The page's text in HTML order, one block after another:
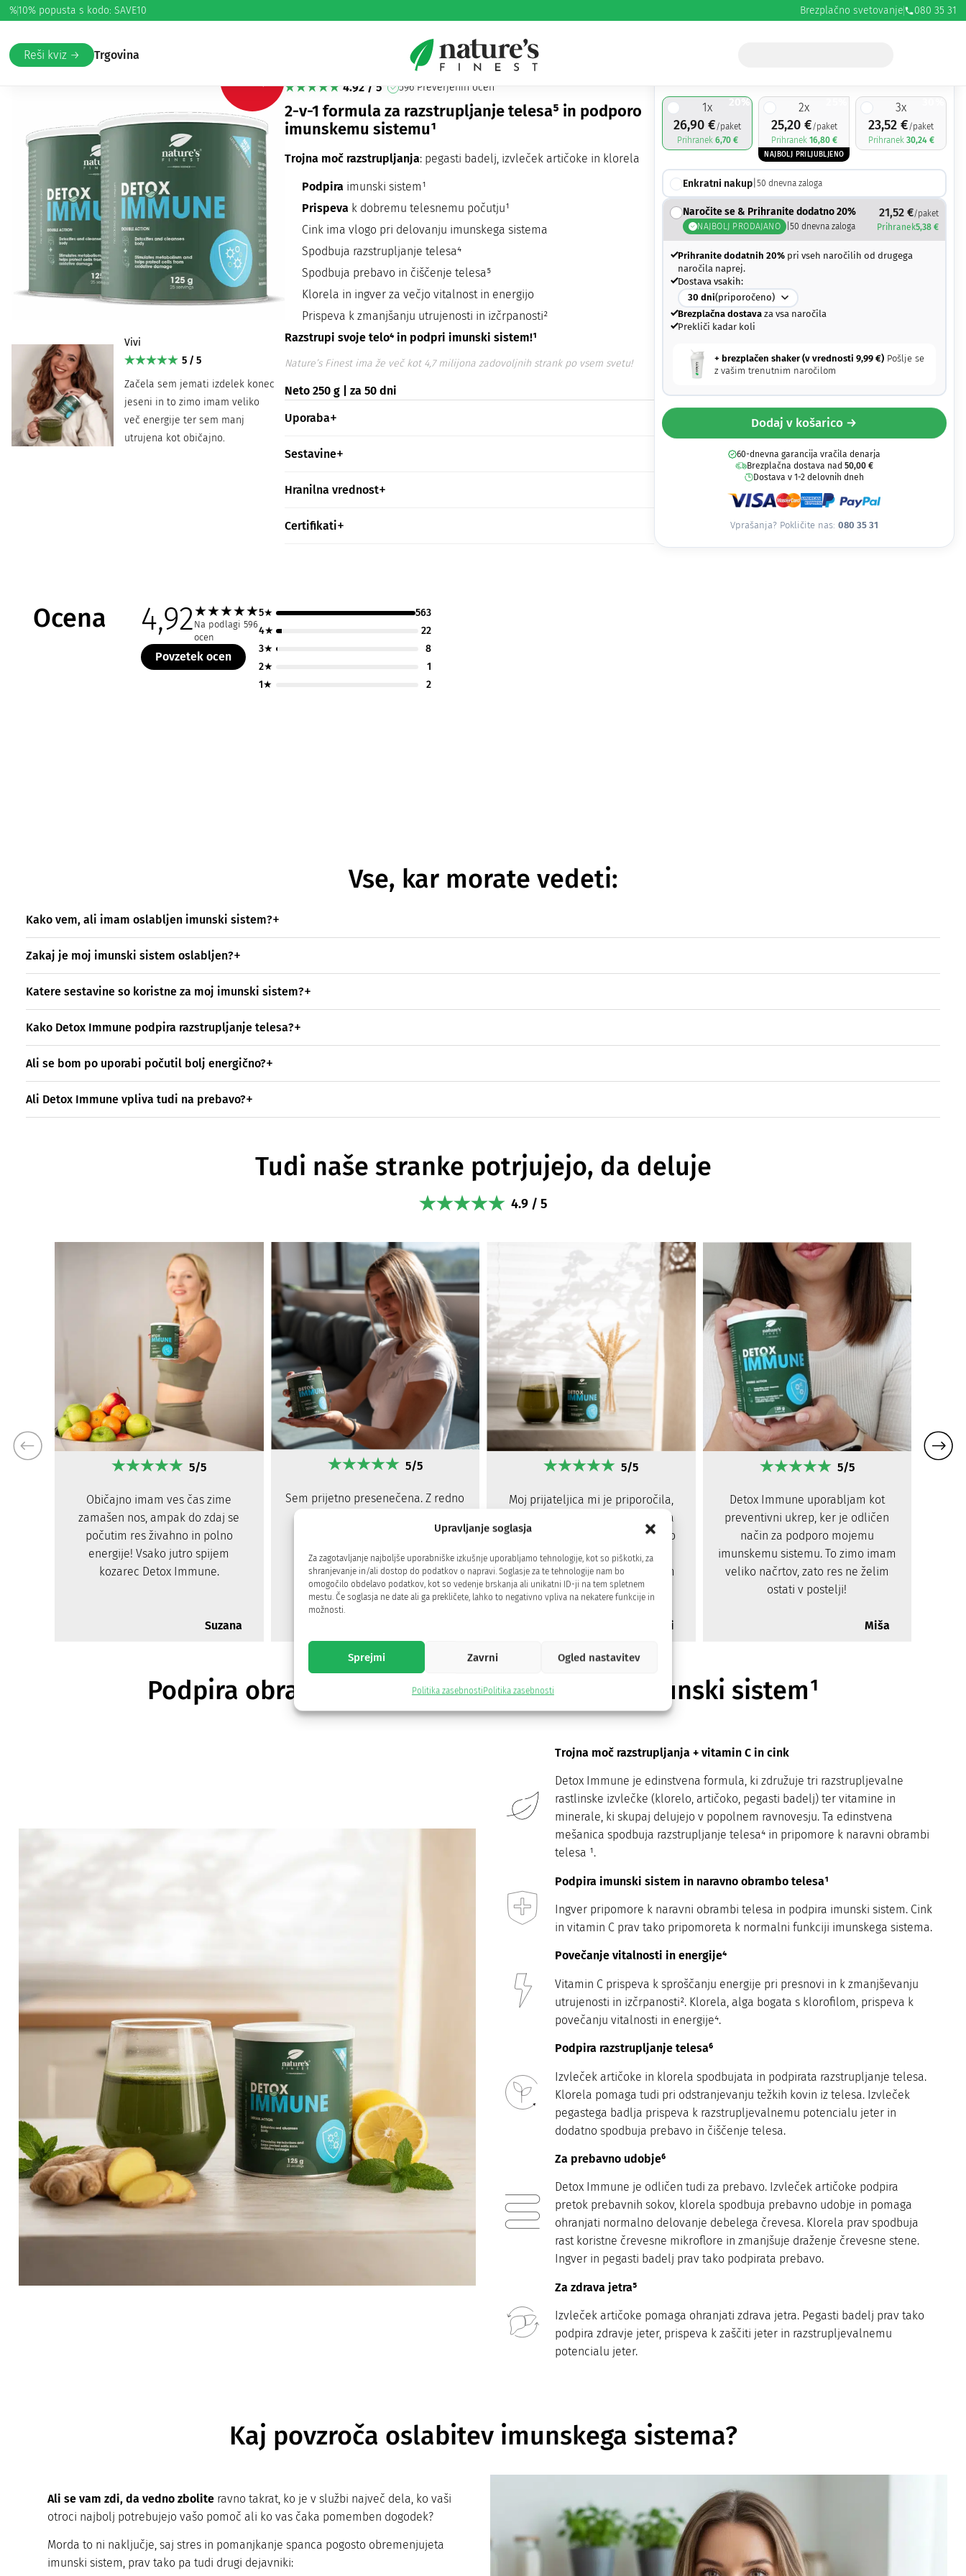
Upravljanje soglasja
Za zagotavljanje najboljše uporabniške izkušnje uporabljamo tehnologije, kot so piškotki, za
shranjevanje in/ali dostop do podatkov o napravi. Soglasje za te tehnologije nam bo
omogočilo obdelavo podatkov, kot so vedenje brskanja ali unikatni ID-ji na tem spletnem
mestu. Če soglasja ne date ali ga prekličete, lahko to negativno vpliva na nekatere funkcije in
možnosti.
Sprejmi Zavrni Ogled nastavitev
Politika zasebnostiPolitika zasebnosti
%10% popusta s kodo: SAVE10 Brezplačno svetovanje 080 35 31
Reši kviz → Trgovina
Domov/Hujšanje/Detox in hujšanje/ Detox Immune paket
Vivi
5 / 5
Začela sem jemati izdelek konec
jeseni in to zimo imam veliko
več energije ter sem manj
utrujena kot običajno.
Detox Immune paket
4.92 / 5 596 Preverjenih ocen
2-v-1 formula za razstrupljanje telesa⁵ in podporo
imunskemu sistemu¹
Trojna moč razstrupljanja: pegasti badelj, izvleček artičoke in klorela
Podpira imunski sistem¹
Prispeva k dobremu telesnemu počutju¹
Cink ima vlogo pri delovanju imunskega sistema
Spodbuja razstrupljanje telesa⁴
Spodbuja prebavo in čiščenje telesa⁵
Klorela in ingver za večjo vitalnost in energijo
Prispeva k zmanjšanju utrujenosti in izčrpanosti²
Razstrupi svoje telo⁴ in podpri imunski sistem!¹
Nature’s Finest ima že več kot 4,7 milijona zadovoljnih strank po vsem svetu!
Neto 250 g | za 50 dni
Uporaba
Sestavine
Hranilna vrednost
Certifikati
20%
1x
26,90€/paket
Prihranek 6,70 €
2x
25,20 €/paket
Prihranek 16,80 €
NAJBOLJ PRILJUBLJENO
30%
3x
23,52€/paket
Prihranek 30,24 €
Enkratni nakup |50 dnevna zaloga
Naročite se & Prihranite dodatno 20%
NAJBOLJ PRODAJANO |50 dnevna zaloga
21,52 €/paket
Prihranek5,38 €
Prihranite dodatnih 20% pri vseh naročilih od drugega
naročila naprej.
Dostava vsakih:
30 dni(priporočeno)
Brezplačna dostava za vsa naročila
Prekliči kadar koli
+ brezplačen shaker (v vrednosti9,99€) Pošlje se
z vašim trenutnim naročilom
Dodaj v košarico →
60-dnevna garancija vračila denarja
Brezplačna dostava nad 50,00 €
Dostava v 1-2 delovnih dneh
Vprašanja? Pokličite nas: 080 35 31
Ocena 4,92★★★★★
Na podlagi 596
ocen
Povzetek ocen
5★
563
4★
22
3★
8
2★
1
1★
2
Vse, kar morate vedeti:
Kako vem, ali imam oslabljen imunski sistem?
Zakaj je moj imunski sistem oslabljen?
Katere sestavine so koristne za moj imunski sistem?
Kako Detox Immune podpira razstrupljanje telesa?
Ali se bom po uporabi počutil bolj energično?
Ali Detox Immune vpliva tudi na prebavo?
Tudi naše stranke potrjujejo, da deluje
4.9 / 5
5/5
Običajno imam ves čas zime
zamašen nos, ampak do zdaj se
počutim res živahno in polno
energije! Vsako jutro spijem
kozarec Detox Immune.
Suzana
5/5
Sem prijetno presenečena. Z redno
svojem počutju in moj imunski
sistem je močan.
5/5
Moj prijateljica mi je priporočila,
naj poskusim to razstrupljanje za
imuniteto. Lahko rečem, da se po
programu počutim bolje, lažje,
imam več energije, zaenkrat sem
prijetno presenečena
Eli
5/5
Detox Immune uporabljam kot
preventivni ukrep, ker je odličen
način za podporo mojemu
imunskemu sistemu. To zimo imam
veliko načrtov, zato res ne želim
ostati v postelji!
Miša
Podpira obrambne mehanizme telesa¹ in imunski sistem¹
Trojna moč razstrupljanja + vitamin C in cink
Detox Immune je edinstvena formula, ki združuje tri razstrupljevalne
rastlinske izvlečke (klorelo, artičoko, pegasti badelj) ter vitamine in
minerale, ki skupaj delujejo v popolnem ravnovesju. Ta edinstvena
mešanica spodbuja razstrupljanje telesa⁴ in pripomore k naravni obrambi
telesa ¹.
Podpira imunski sistem in naravno obrambo telesa¹
Ingver pripomore k naravni obrambi telesa in podpira imunski sistem. Cink
in vitamin C prav tako pripomoreta k normalni funkciji imunskega sistema.
Povečanje vitalnosti in energije⁴
Vitamin C prispeva k sproščanju energije pri presnovi in k zmanjševanju
utrujenosti in izčrpanosti². Klorela, alga bogata s klorofilom, prispeva k
povečanju vitalnosti in energije⁴.
Podpira razstrupljanje telesa⁶
Izvleček artičoke in klorela spodbujata in podpirata razstrupljanje telesa.
Klorela pomaga tudi pri odstranjevanju težkih kovin iz telesa. Izvleček
pegastega badlja prispeva k razstrupljevalnemu potencialu jeter in
dodatno spodbuja prebavo in čiščenje telesa.
Za prebavno udobje⁶
Detox Immune je odličen tudi za prebavo. Izvleček artičoke podpira
pretok prebavnih sokov, klorela spodbuja prebavno udobje in pomaga
ohranjati normalno delovanje debelega črevesa. Klorela prav spodbuja
rast koristne črevesne mikroflore in zmanjšuje draženje črevesne stene.
Ingver in pegasti badelj prav tako podpirata prebavo.
Za zdrava jetra⁵
Izvleček artičoke pomaga ohranjati zdrava jetra. Pegasti badelj prav tako
podpira zdravje jeter, prispeva k zaščiti jeter in razstrupljevalnemu
potencialu jeter.
Kaj povzroča oslabitev imunskega sistema?
Ali se vam zdi, da vedno zbolite ravno takrat, ko je v službi največ dela, ko vaši
otroci najbolj potrebujejo vašo pomoč ali ko vas čaka pomemben dogodek?
Morda to ni naključje, saj stres in pomanjkanje spanca pogosto obremenjujeta
imunski sistem, prav tako pa tudi drugi dejavniki: